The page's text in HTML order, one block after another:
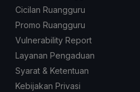
Cicilan Ruangguru
Promo Ruangguru
Vulnerability Report
Layanan Pengaduan
Syarat & Ketentuan
Kebijakan Privasi